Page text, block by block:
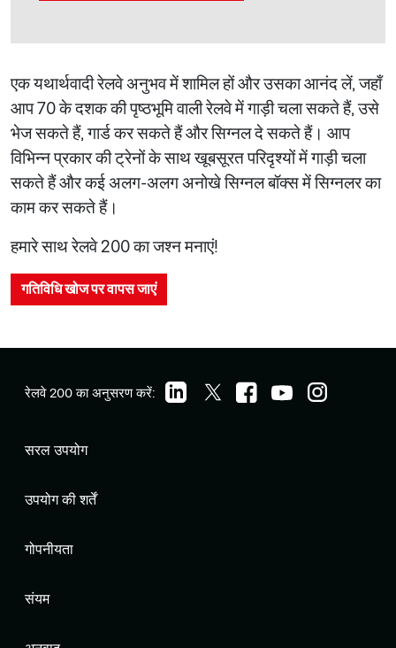
एक यथार्थवादी रेलवे अनुभव में शामिल हों और उसका आनंद लें, जहाँ
आप 70 के दशक की पृष्ठभूमि वाली रेलवे में गाड़ी चला सकते हैं, उसे
भेज सकते हैं, गार्ड कर सकते हैं और सिग्नल दे सकते हैं। आप
विभिन्न प्रकार की ट्रेनों के साथ खूबसूरत परिदृश्यों में गाड़ी चला
सकते हैं और कई अलग-अलग अनोखे सिग्नल बॉक्स में सिग्नलर का
काम कर सकते हैं।
हमारे साथ रेलवे 200 का जश्न मनाएं!
गतिविधि खोज पर वापस जाएं
रेलवे 200 का अनुसरण करें:
सरल उपयोग
उपयोग की शर्तें
गोपनीयता
संयम